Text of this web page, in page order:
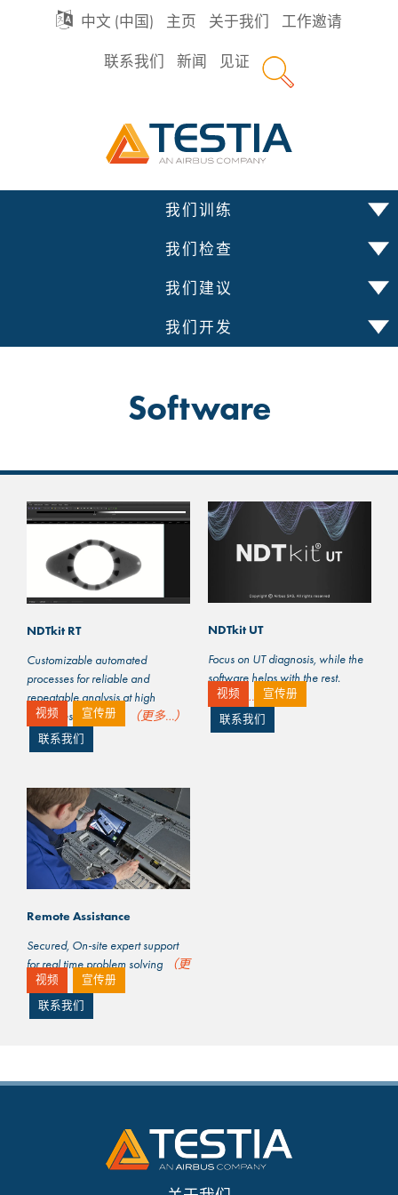
中文 (中国) 主页 关于我们 工作邀请
联系我们 新闻 见证
我们训练
我们检查
我们建议
我们开发
Software
NDTkit RT
Customizable automated
processes for reliable and
repeatable analysis at high
cadences of RT work
（更多…）
视频
宣传册
联系我们
NDTkit UT
Focus on UT diagnosis, while the
software helps with the rest.
（更多…）
视频
宣传册
联系我们
Remote Assistance
Secured, On-site expert support
for real time problem solving
（更
多…）
视频
宣传册
联系我们